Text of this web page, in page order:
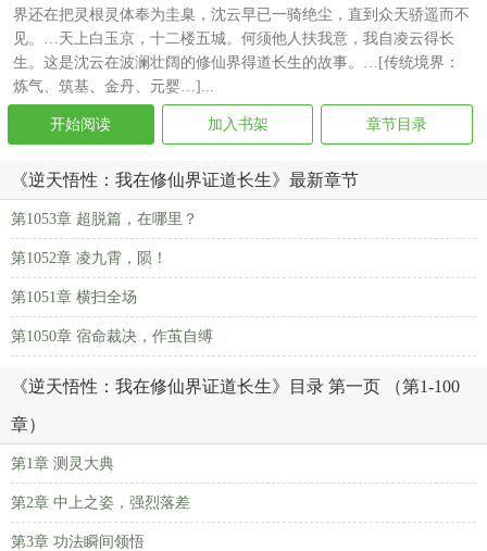
界还在把灵根灵体奉为圭臬，沈云早已一骑绝尘，直到众天骄遥而不
见。…天上白玉京，十二楼五城。何须他人扶我意，我自凌云得长
生。这是沈云在波澜壮阔的修仙界得道长生的故事。…[传统境界：
炼气、筑基、金丹、元婴…]...
开始阅读 加入书架 章节目录
《逆天悟性：我在修仙界证道长生》最新章节
第1053章 超脱篇，在哪里？
第1052章 凌九霄，陨！
第1051章 横扫全场
第1050章 宿命裁决，作茧自缚
《逆天悟性：我在修仙界证道长生》目录 第一页 （第1-100
章）
第1章 测灵大典
第2章 中上之姿，强烈落差
第3章 功法瞬间领悟